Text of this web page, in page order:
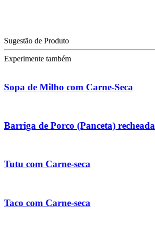
Sugestão de Produto
Experimente também
Sopa de Milho com Carne-Seca
Barriga de Porco (Panceta) recheada
Tutu com Carne-seca
Taco com Carne-seca